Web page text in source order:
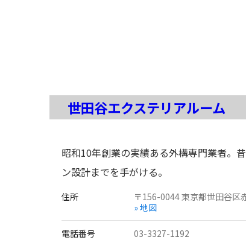
世田谷エクステリアルーム
昭和10年創業の実績ある外構専門業者。
ン設計までを手がける。
住所 〒156-0044東京都世田谷区
» 地図
電話番号 03-3327-1192